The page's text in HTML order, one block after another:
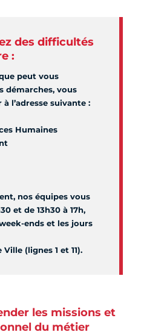
des difficultés
:
peut vous
démarches, vous
l’adresse suivante :
Humaines
nos équipes vous
et de 13h30 à 17h,
ends et les jours
(lignes 1 et 11).
les missions et
du métier